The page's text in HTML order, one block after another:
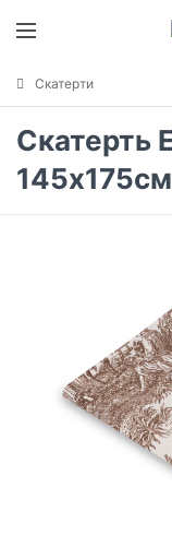
Скатерти
Скатерть
145х175см